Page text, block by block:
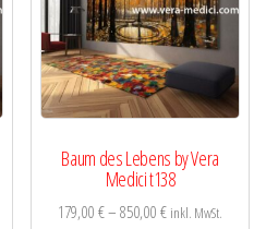
Baum des Lebens by Vera
Medici t138
179,00€–850,00€ inkl. MwSt.